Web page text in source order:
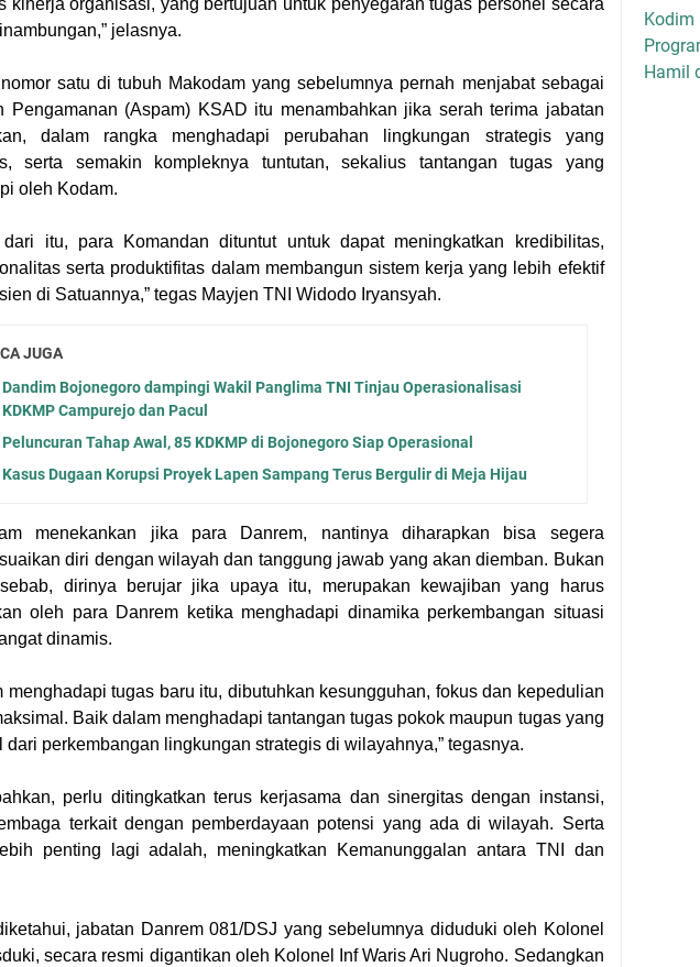
kinerja organisasi, yang bertujuan untuk penyegaran tugas personel secara
jelasnya.
satu di tubuh Makodam yang sebelumnya pernah menjabat sebagai
Pengamanan (Aspam) KSAD itu menambahkan jika serah terima jabatan
dalam rangka menghadapi perubahan lingkungan strategis yang
serta semakin kompleknya tuntutan, sekalius tantangan tugas yang
oleh Kodam.
dari itu, para Komandan dituntut untuk dapat meningkatkan kredibilitas,
serta produktifitas dalam membangun sistem kerja yang lebih efektif
di Satuannya,” tegas Mayjen TNI Widodo Iryansyah.
JUGA
Dandim Bojonegoro dampingi Wakil Panglima TNI Tinjau Operasionalisasi
KDKMP Campurejo dan Pacul
Peluncuran Tahap Awal, 85 KDKMP di Bojonegoro Siap Operasional
Kasus Dugaan Korupsi Proyek Lapen Sampang Terus Bergulir di Meja Hijau
menekankan jika para Danrem, nantinya diharapkan bisa segera
diri dengan wilayah dan tanggung jawab yang akan diemban. Bukan
dirinya berujar jika upaya itu, merupakan kewajiban yang harus
oleh para Danrem ketika menghadapi dinamika perkembangan situasi
dinamis.
menghadapi tugas baru itu, dibutuhkan kesungguhan, fokus dan kepedulian
Baik dalam menghadapi tantangan tugas pokok maupun tugas yang
dari perkembangan lingkungan strategis di wilayahnya,” tegasnya.
perlu ditingkatkan terus kerjasama dan sinergitas dengan instansi,
terkait dengan pemberdayaan potensi yang ada di wilayah. Serta
penting lagi adalah, meningkatkan Kemanunggalan antara TNI dan
jabatan Danrem 081/DSJ yang sebelumnya diduduki oleh Kolonel
secara resmi digantikan oleh Kolonel Inf Waris Ari Nugroho. Sedangkan
Kodim
Hamil